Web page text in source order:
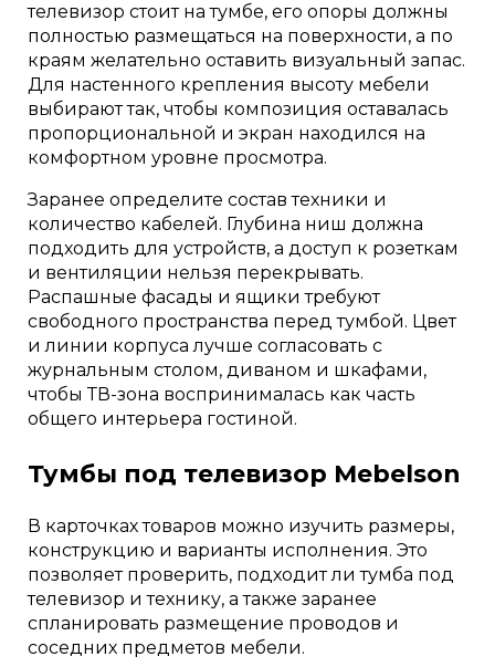
телевизор стоит на тумбе, его опоры должны
полностью размещаться на поверхности, а по
краям желательно оставить визуальный запас.
Для настенного крепления высоту мебели
выбирают так, чтобы композиция оставалась
пропорциональной и экран находился на
комфортном уровне просмотра.
Заранее определите состав техники и
количество кабелей. Глубина ниш должна
подходить для устройств, а доступ к розеткам
и вентиляции нельзя перекрывать.
Распашные фасады и ящики требуют
свободного пространства перед тумбой. Цвет
и линии корпуса лучше согласовать с
журнальным столом, диваном и шкафами,
чтобы ТВ-зона воспринималась как часть
общего интерьера гостиной.
Тумбы под телевизор Mebelson
В карточках товаров можно изучить размеры,
конструкцию и варианты исполнения. Это
позволяет проверить, подходит ли тумба под
телевизор и технику, а также заранее
спланировать размещение проводов и
соседних предметов мебели.